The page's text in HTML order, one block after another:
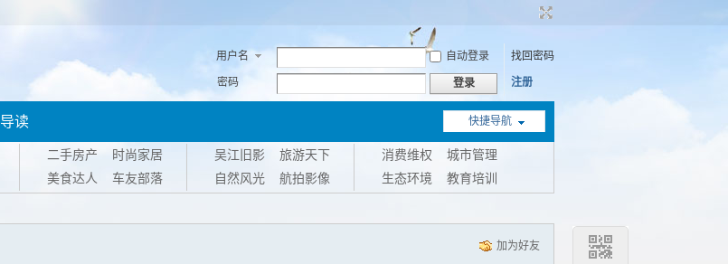
用户名 自动登录 找回密码
密码 登录 注册
快捷导航
导读
二手房产
时尚家居
美食达人
车友部落
吴江旧影
旅游天下
自然风光
航拍影像
消费维权
城市管理
生态环境
教育培训
加为好友